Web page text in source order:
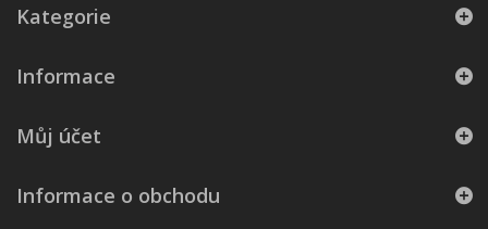
Kategorie
Informace
Můj účet
Informace o obchodu